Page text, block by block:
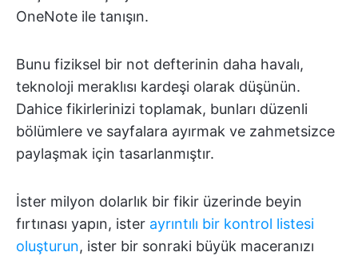
OneNote ile tanışın.
Bunu fiziksel bir not defterinin daha havalı,
teknoloji meraklısı kardeşi olarak düşünün.
Dahice fikirlerinizi toplamak, bunları düzenli
bölümlere ve sayfalara ayırmak ve zahmetsizce
paylaşmak için tasarlanmıştır.
İster milyon dolarlık bir fikir üzerinde beyin
fırtınası yapın, ister ayrıntılı bir kontrol listesi
oluşturun, ister bir sonraki büyük maceranızı